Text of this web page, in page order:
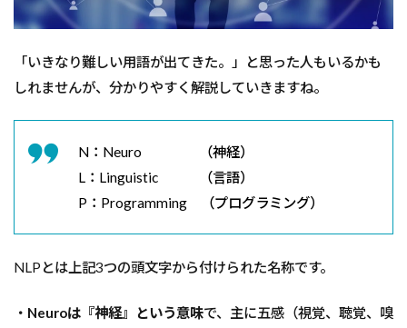
てみ
よう
2.2
を取
みよ
う
「いきなり難しい用語が出てきた。」と思った人もいるかも
しれませんが、分かりやすく解説していきますね。
N：Neuro （神経）
L：Linguistic （言語）
P：Programming （プログラミング）
NLPとは上記3つの頭文字から付けられた名称です。
・ Neuroは『神経』という意味で、主に五感（視覚、聴覚、嗅